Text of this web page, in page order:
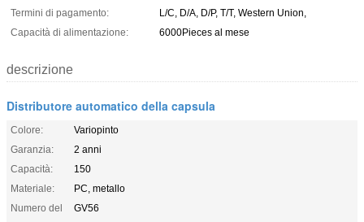
Termini di pagamento:
L/C, D/A, D/P, T/T, Western Union,
Capacità di alimentazione:
6000Pieces al mese
descrizione
Distributore automatico della capsula
Colore:
Variopinto
Garanzia:
2 anni
Capacità:
150
Materiale:
PC, metallo
Numero del
GV56